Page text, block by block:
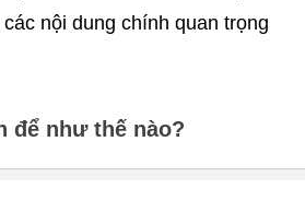
nội dung chính quan trọng
để như thế nào?